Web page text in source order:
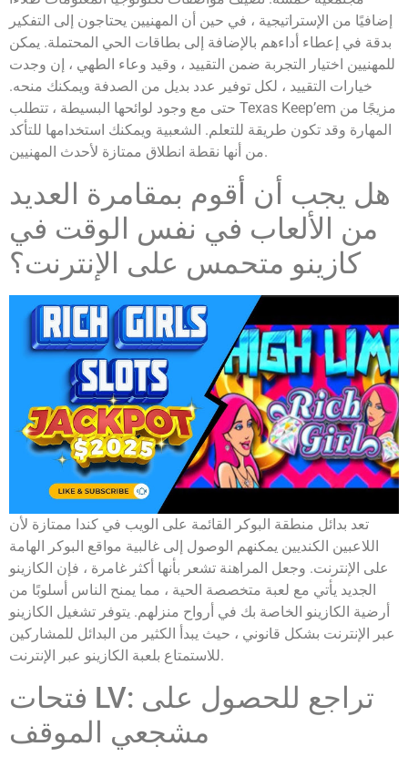
إضافيًا من الإستراتيجية ، في حين أن المهنيين يحتاجون إلى التفكير
بدقة في إعطاء أداءهم بالإضافة إلى بطاقات الحي المحتملة. يمكن
للمهنيين اختيار التجربة ضمن التقييد ، وقيد وعاء الطهي ، إن وجدت
خيارات التقييد ، لكل توفير عدد بديل من الصدفة ويمكنك منحه.
حتى مع وجود لوائحها البسيطة ، تتطلب Texas Keep’em مزيجًا من
المهارة وقد تكون طريقة للتعلم. الشعبية ويمكنك استخدامها للتأكد
من أنها نقطة انطلاق ممتازة لأحدث المهنيين.
هل يجب أن أقوم بمقامرة العديد
من الألعاب في نفس الوقت في
كازينو متحمس على الإنترنت؟
تعد بدائل منطقة البوكر القائمة على الويب في كندا ممتازة لأن
اللاعبين الكنديين يمكنهم الوصول إلى غالبية مواقع البوكر الهامة
على الإنترنت. وجعل المراهنة تشعر بأنها أكثر غامرة ، فإن الكازينو
الجديد يأتي مع لعبة متخصصة الحية ، مما يمنح الناس أسلوبًا من
أرضية الكازينو الخاصة بك في أرواح منزلهم. يتوفر تشغيل الكازينو
عبر الإنترنت بشكل قانوني ، حيث يبدأ الكثير من البدائل للمشاركين
للاستمتاع بلعبة الكازينو عبر الإنترنت.
فتحات LV: تراجع للحصول على
مشجعي الموقف